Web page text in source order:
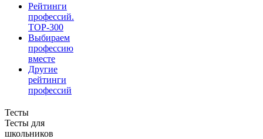
Рейтинги
профессий.
TOP-300
Выбираем
профессию
вместе
Другие
рейтинги
профессий
Тесты
Тесты для
школьников